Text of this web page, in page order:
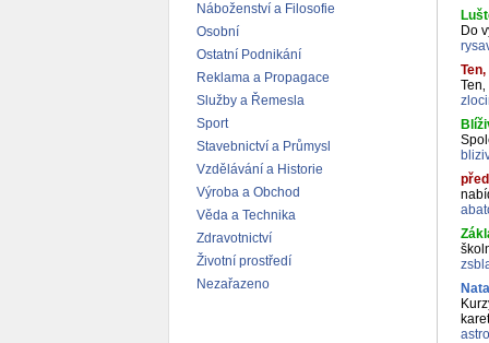
Náboženství a Filosofie
Osobní
Ostatní Podnikání
Reklama a Propagace
Služby a Řemesla
Sport
Stavebnictví a Průmysl
Vzdělávání a Historie
Výroba a Obchod
Věda a Technika
Zdravotnictví
Životní prostředí
Nezařazeno
Do